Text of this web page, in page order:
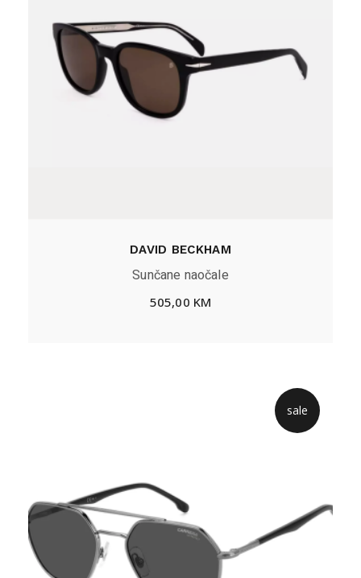
DAVID BECKHAM
Sunčane naočale
505,00 KM
sale